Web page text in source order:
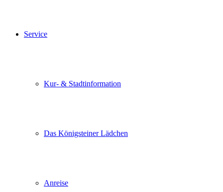
Service
Kur- & Stadtinformation
Das Königsteiner Lädchen
Anreise